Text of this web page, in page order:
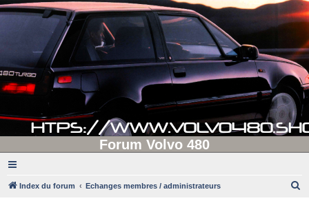
Forum Volvo 480
Index du forum Echanges membres / administrateurs